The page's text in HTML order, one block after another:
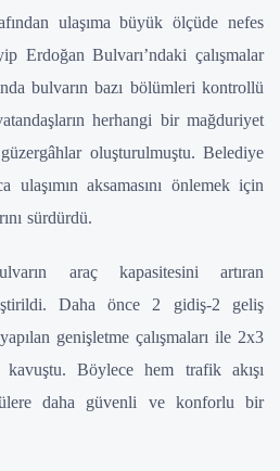
ulaşıma büyük ölçüde nefes
Erdoğan Bulvarı’ndaki çalışmalar
bulvarın bazı bölümleri kontrollü
herhangi bir mağduriyet
oluşturulmuştu. Belediye
ulaşımın aksamasını önlemek için
sürdürdü.
araç kapasitesini artıran
Daha önce 2 gidiş-2 geliş
genişletme çalışmaları ile 2x3
Böylece hem trafik akışı
daha güvenli ve konforlu bir